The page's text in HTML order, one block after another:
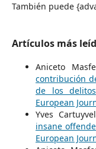
También puede
Artículos más
Aniceto
contribución
de los
European
Yves
insane
European